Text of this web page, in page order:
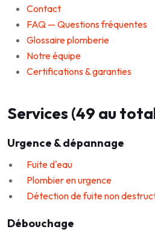
Contact
FAQ — Questions fréquentes
Glossaire plomberie
Notre équipe
Certifications & garanties
Services (49 au
Urgence & dépannage
Fuite d'eau
Plombier en urgence
Détection de fuite non
Débouchage